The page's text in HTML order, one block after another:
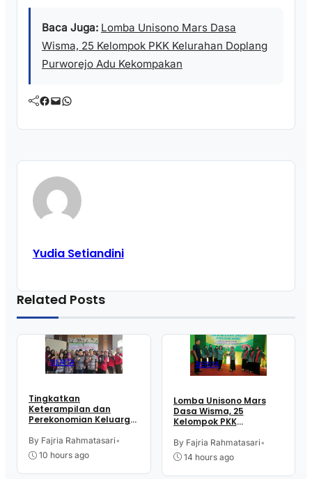
Baca Juga: Lomba Unisono Mars Dasa
Wisma, 25 Kelompok PKK Kelurahan Doplang
Purworejo Adu Kekompakan
Facebook Mail WhatsApp
Yudia Setiandini
Related Posts
BERITA
Tingkatkan
Keterampilan dan
Perekonomian Keluarga,
Kelurahan Purworejo
Ikut Pelatihan Menjahit
By Fajria Rahmatasari•
10 hours ago
BERITA
Lomba Unisono Mars
Dasa Wisma, 25
Kelompok PKK
Purworejo Adu
Kekompakan
By Fajria Rahmatasari•
14 hours ago